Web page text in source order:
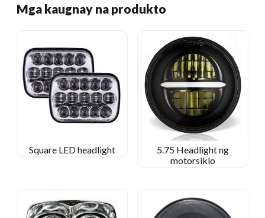
Mga kaugnay na produkto
Square LED headlight
5.75 Headlight ng
motorsiklo